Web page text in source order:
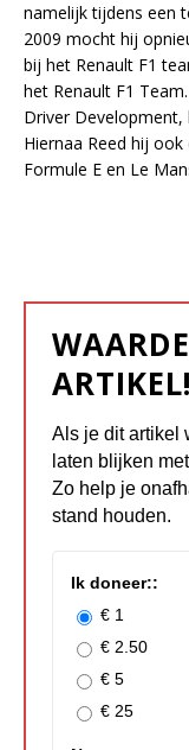
namelijk tijdens een
2009 mocht hij
bij het Renault F1
het Renault F1
Driver
Hiernaa Reed hij ook
Formule E en Le
ARTIKEL!
Als je dit artikel
laten blijken
Zo help je
stand houden.
Ik doneer::
€ 1
€ 2.50
€ 5
€ 25